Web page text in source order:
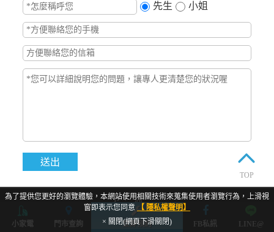
先生 小姐
小家電 門市查詢 立即預約 FB私訊 LINE@
為了提供您更好的瀏覽體驗，本網站使用相關技術來蒐集使用者瀏覽行為，上滑視
窗即表示您同意 【 隱私權聲明】
× 關閉(網頁下滑關閉)
TOP